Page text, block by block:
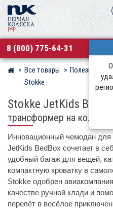
8 (800) 775-64-31
Магазин детских колясок
Все товары Полезные
Stokke
Stokke JetKids BedBox
трансформер на колёсах
Инновационный чемодан
JetKids BedBox сочетает в
удобный багаж для вещей,
компактную кроватку в
Stokke одобрен
качестве ручной клади и
перелёт в весёлое